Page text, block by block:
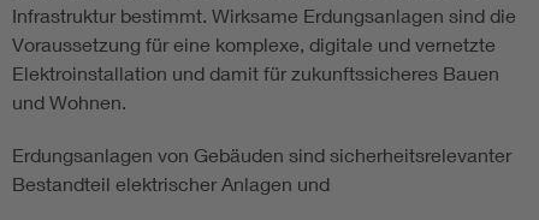
Umwelt- und Naturschutz
Regelsetzung
Infrastruktur bestimmt. Wirksame Erdungsanlagen sind die
Voraussetzung für eine komplexe, digitale und vernetzte
Elektroinstallation und damit für zukunftssicheres Bauen
und Wohnen.
Erdungsanlagen von Gebäuden sind sicherheitsrelevanter
Bestandteil elektrischer Anlagen und